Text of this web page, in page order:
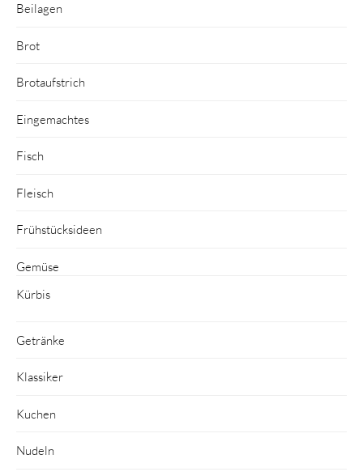
Beilagen
Brot
Brotaufstrich
Eingemachtes
Fisch
Fleisch
Frühstücksideen
Gemüse
Kürbis
Getränke
Klassiker
Kuchen
Nudeln